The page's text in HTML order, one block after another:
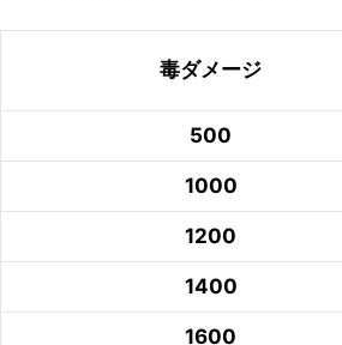
毒ダメージ
500
1000
1200
1400
1600